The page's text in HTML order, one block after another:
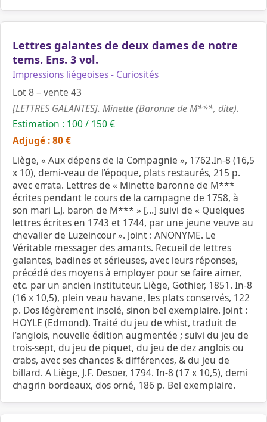
Lettres galantes de deux dames de notre
tems. Ens. 3 vol.
Impressions liégeoises - Curiosités
Lot 8 – vente 43
[LETTRES GALANTES]. Minette (Baronne de M***, dite).
Estimation : 100 / 150 €
Adjugé : 80 €
Liège, « Aux dépens de la Compagnie », 1762.In-8 (16,5
x 10), demi-veau de l’époque, plats restaurés, 215 p.
avec errata. Lettres de « Minette baronne de M***
écrites pendant le cours de la campagne de 1758, à
son mari L.J. baron de M*** » […] suivi de « Quelques
lettres écrites en 1743 et 1744, par une jeune veuve au
chevalier de Luzeincour ». Joint : ANONYME. Le
Véritable messager des amants. Recueil de lettres
galantes, badines et sérieuses, avec leurs réponses,
précédé des moyens à employer pour se faire aimer,
etc. par un ancien instituteur. Liège, Gothier, 1851. In-8
(16 x 10,5), plein veau havane, les plats conservés, 122
p. Dos légèrement insolé, sinon bel exemplaire. Joint :
HOYLE (Edmond). Traité du jeu de whist, traduit de
l’anglois, nouvelle édition augmentée ; suivi du jeu de
trois-sept, du jeu de piquet, du jeu de dez anglois ou
crabs, avec ses chances & différences, & du jeu de
billard. A Liège, J.F. Desoer, 1794. In-8 (17 x 10,5), demi
chagrin bordeaux, dos orné, 186 p. Bel exemplaire.